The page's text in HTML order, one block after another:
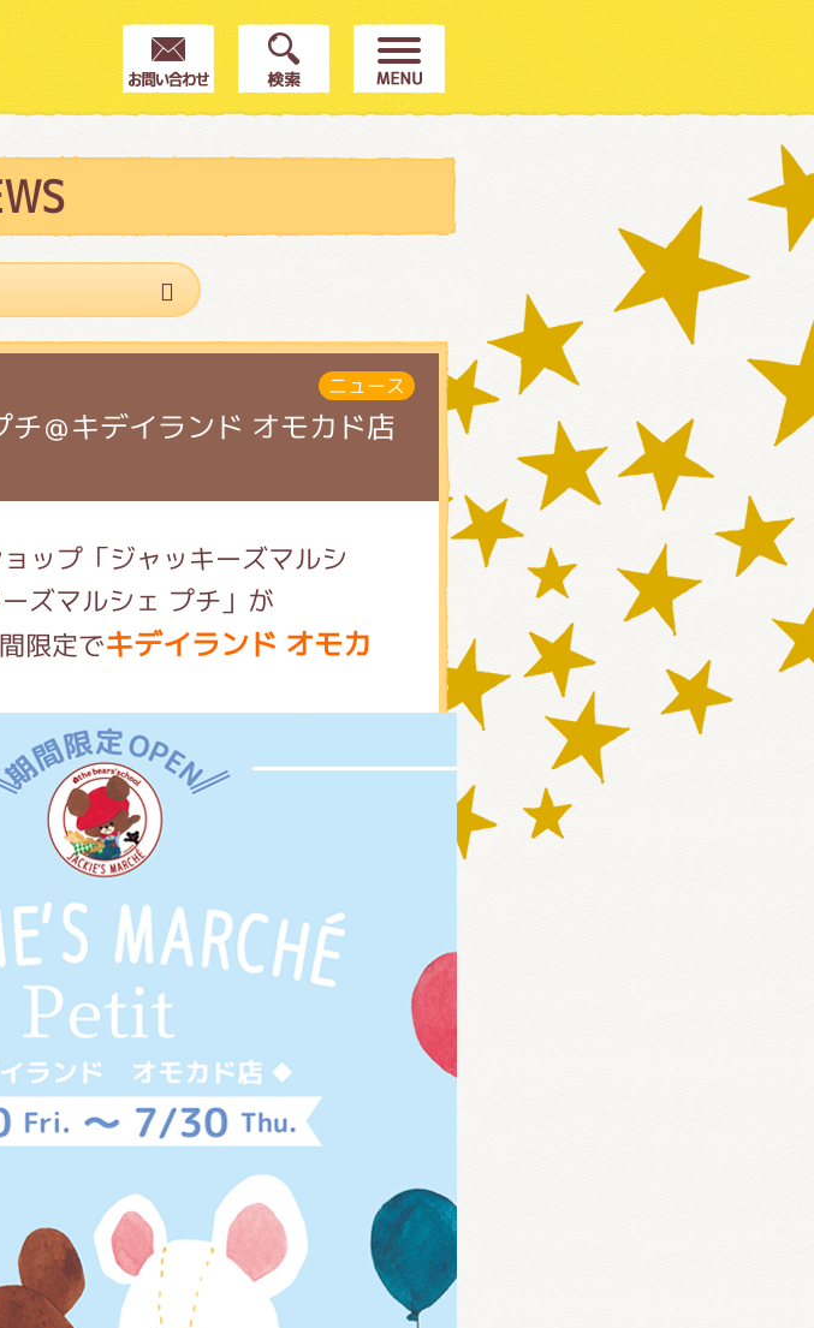
ニュース
＠キデイランド オモカド店
ップ「ジャッキーズマルシ
ズマルシェ プチ」が
限定でキデイランド オモカ
・AR・診断・占い)
つ